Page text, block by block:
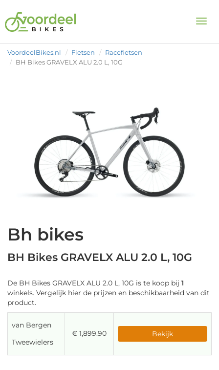
VoordeelBikes.nl Fietsen
Racefietsen
BH Bikes GRAVELX ALU 2.0 L, 10G
Bh bikes
BH Bikes GRAVELX ALU 2.0 L, 10G
De BH Bikes GRAVELX ALU 2.0 L, 10G is te koop bij 1
winkels. Vergelijk hier de prijzen en beschikbaarheid van dit
product.
van Bergen
Tweewielers
€ 1,899.90 Bekijk